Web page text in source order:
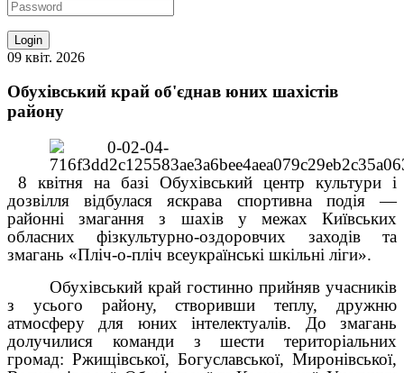
09 квіт. 2026
Обухівський край об'єднав юних шахістів
району
8 квітня на базі Обухівський центр культури і
дозвілля відбулася яскрава спортивна подія —
районні змагання з шахів у межах Київських
обласних фізкультурно-оздоровчих заходів та
змагань «Пліч-о-пліч всеукраїнські шкільні ліги».
Обухівський край гостинно прийняв учасників
з усього району, створивши теплу, дружню
атмосферу для юних інтелектуалів. До змагань
долучилися команди з шести територіальних
громад: Ржищівської, Богуславської, Миронівської,